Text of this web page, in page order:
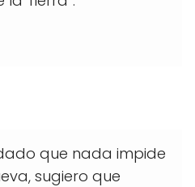
que nada impide
sugiero que